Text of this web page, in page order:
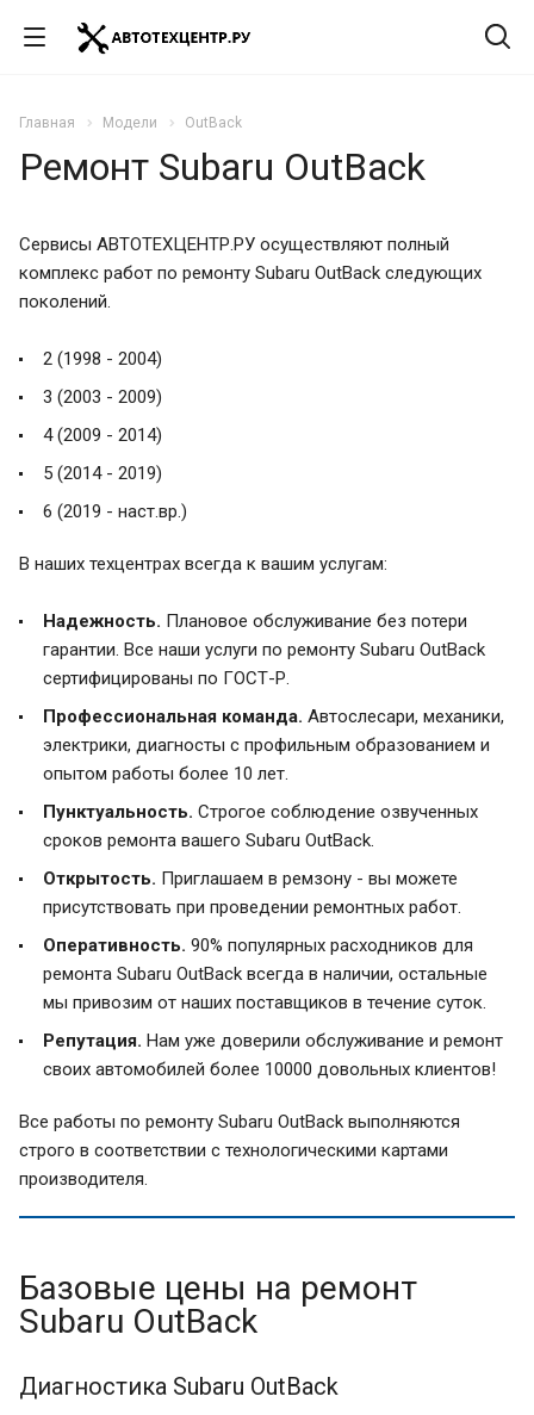
Главная Модели OutBack
Ремонт Subaru OutBack
Сервисы АВТОТЕХЦЕНТР.РУ осуществляют полный
комплекс работ по ремонту Subaru OutBack следующих
поколений.
2 (1998 - 2004)
3 (2003 - 2009)
4 (2009 - 2014)
5 (2014 - 2019)
6 (2019 - наст.вр.)
В наших техцентрах всегда к вашим услугам:
Надежность. Плановое обслуживание без потери
гарантии. Все наши услуги по ремонту Subaru OutBack
сертифицированы по ГОСТ-Р.
Профессиональная команда. Автослесари, механики,
электрики, диагносты с профильным образованием и
опытом работы более 10 лет.
Пунктуальность. Строгое соблюдение озвученных
сроков ремонта вашего Subaru OutBack.
Открытость. Приглашаем в ремзону - вы можете
присутствовать при проведении ремонтных работ.
Оперативность. 90% популярных расходников для
ремонта Subaru OutBack всегда в наличии, остальные
мы привозим от наших поставщиков в течение суток.
Репутация. Нам уже доверили обслуживание и ремонт
своих автомобилей более 10000 довольных клиентов!
Все работы по ремонту Subaru OutBack выполняются
строго в соответствии с технологическими картами
производителя.
Базовые цены на ремонт
Subaru OutBack
Диагностика Subaru OutBack